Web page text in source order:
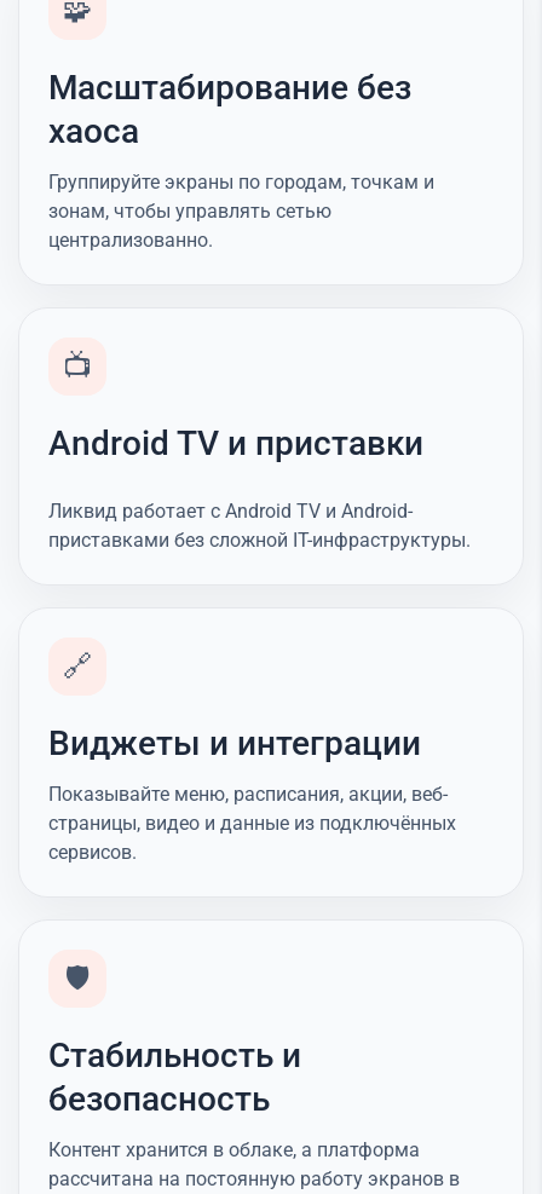
🧩
Масштабирование без
хаоса
Группируйте экраны по городам, точкам и
зонам, чтобы управлять сетью
централизованно.
📺
Android TV и приставки
Ликвид работает с Android TV и Android-
приставками без сложной IT-инфраструктуры.
🔗
Виджеты и интеграции
Показывайте меню, расписания, акции, веб-
страницы, видео и данные из подключённых
сервисов.
🛡️
Стабильность и
безопасность
Контент хранится в облаке, а платформа
рассчитана на постоянную работу экранов в